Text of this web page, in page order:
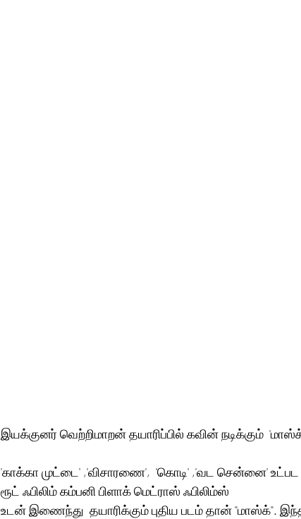
இயக்குனர் வெற்றிமாறன் தயாரிப்பில் கவின் நடிக்கும்
'காக்கா முட்டை' ,'விசாரணை',  'கொடி' ,'வட சென்னை'
ரூட் ஃபிலிம் கம்பனி பிளாக் மெட்ராஸ் ஃபிலிம்ஸ்
உடன் இணைந்து  தயாரிக்கும் புதிய படம் தான் "மாஸ்க்".